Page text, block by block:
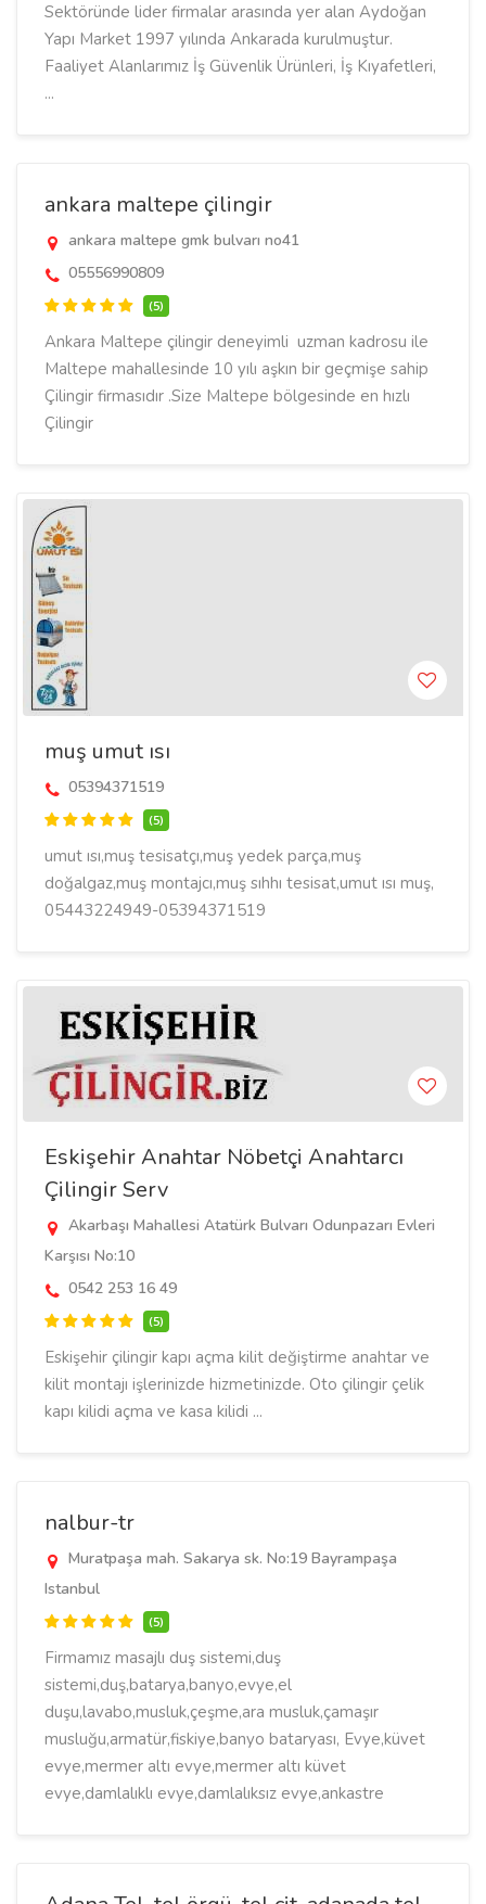
Sektöründe lider firmalar arasında yer alan Aydoğan
Yapı Market 1997 yılında Ankarada kurulmuştur.
Faaliyet Alanlarımız İş Güvenlik Ürünleri, İş Kıyafetleri,
...
ankara maltepe çilingir
ankara maltepe gmk bulvarı no41
05556990809
(5)
Ankara Maltepe çilingir deneyimli uzman kadrosu ile
Maltepe mahallesinde 10 yılı aşkın bir geçmişe sahip
Çilingir firmasıdır .Size Maltepe bölgesinde en hızlı
Çilingir
muş umut ısı
05394371519
(5)
umut ısı,muş tesisatçı,muş yedek parça,muş
doğalgaz,muş montajcı,muş sıhhı tesisat,umut ısı muş,
05443224949-05394371519
Eskişehir Anahtar Nöbetçi Anahtarcı
Çilingir Serv
Akarbaşı Mahallesi Atatürk Bulvarı Odunpazarı Evleri
Karşısı No:10
0542 253 16 49
(5)
Eskişehir çilingir kapı açma kilit değiştirme anahtar ve
kilit montajı işlerinizde hizmetinizde. Oto çilingir çelik
kapı kilidi açma ve kasa kilidi ...
nalbur-tr
Muratpaşa mah. Sakarya sk. No:19 Bayrampaşa
Istanbul
(5)
Firmamız masajlı duş sistemi,duş
sistemi,duş,batarya,banyo,evye,el
duşu,lavabo,musluk,çeşme,ara musluk,çamaşır
musluğu,armatür,fiskiye,banyo bataryası, Evye,küvet
evye,mermer altı evye,mermer altı küvet
evye,damlalıklı evye,damlalıksız evye,ankastre